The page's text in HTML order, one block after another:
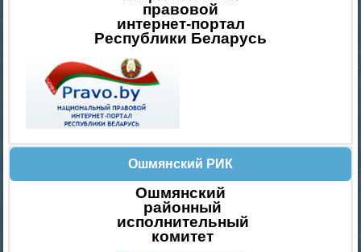
правовой
интернет-портал
Республики Беларусь
Ошмянский РИК
Ошмянский
районный
исполнительный
комитет